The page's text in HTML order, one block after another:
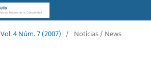
Vol. 4 Núm. 7 (2007) / Noticias / News